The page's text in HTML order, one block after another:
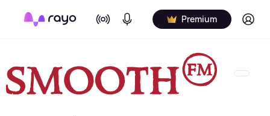
On Air Podcasts Premium Log in